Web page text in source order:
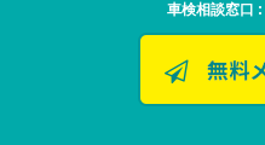
車検相談窓口 :